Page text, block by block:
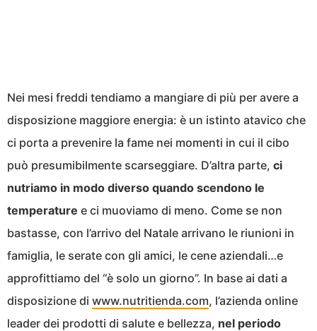
Nei mesi freddi tendiamo a mangiare di più per avere a
disposizione maggiore energia: è un istinto atavico che
ci porta a prevenire la fame nei momenti in cui il cibo
può presumibilmente scarseggiare. D’altra parte, ci
nutriamo in modo diverso quando scendono le
temperature e ci muoviamo di meno. Come se non
bastasse, con l’arrivo del Natale arrivano le riunioni in
famiglia, le serate con gli amici, le cene aziendali…e
approfittiamo del “è solo un giorno”. In base ai dati a
disposizione di www.nutritienda.com, l’azienda online
leader dei prodotti di salute e bellezza, nel periodo